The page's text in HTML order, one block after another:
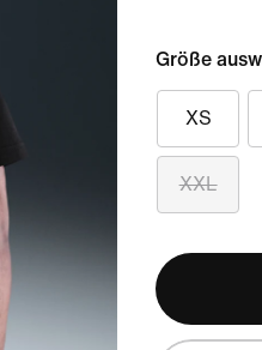
Größe
XS
XXL